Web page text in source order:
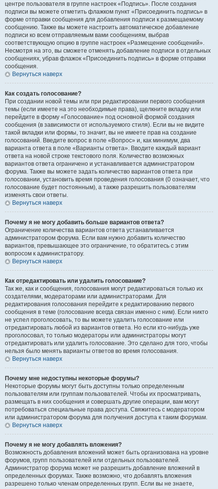
центре пользователя в группе настроек «Подпись». После создания
подписи вы можете отметить флажком пункт «Присоединить подпись» в
форме отправки сообщения для добавления подписи к размещаемому
сообщению. Также вы можете настроить автоматическое добавление
подписи ко всем отправляемым вами сообщениям, выбрав
соответствующую опцию в группе настроек «Размещение сообщений».
Несмотря на это, вы сможете отменять добавление подписи в отдельных
сообщениях, убрав флажок «Присоединить подпись» в форме отправки
сообщения.
Вернуться наверх
Как создать голосование?
При создании новой темы или при редактировании первого сообщения
темы (если имеете на это необходимые права), щелкните вкладку или
перейдите в форму «Голосование» под основной формой создания
сообщения (в зависимости от используемого стиля). Если вы не видите
такой вкладки или формы, то значит, вы не имеете прав на создание
голосований. Введите вопрос в поле «Вопрос» и, как минимум, два
варианта ответа в поле «Варианты ответа». Вводите каждый вариант
ответа на новой строке текстового поля. Количество возможных
вариантов ответа ограничено и устанавливается администратором
форума. Также вы можете задать количество вариантов ответа при
голосовании, установить время проведения голосования (0 означает, что
голосование будет постоянным), а также разрешить пользователям
изменять свои ответы.
Вернуться наверх
Почему я не могу добавить больше вариантов ответа?
Ограничение количества вариантов ответа устанавливается
администратором форума. Если вам нужно добавить количество
вариантов, превышающее это ограничение, то обратитесь с этим
вопросом к администратору.
Вернуться наверх
Как отредактировать или удалить голосование?
Так же, как и сообщения, голосования могут редактироваться только их
создателями, модераторами или администраторами. Для
редактирования голосования перейдите к редактированию первого
сообщения в теме (голосование всегда связан именно с ним). Если никто
не успел проголосовать, то вы можете удалить голосование или
отредактировать любой из вариантов ответа. Но если кто-нибудь уже
проголосовал, то только модераторы или администраторы могут
отредактировать или удалить голосование. Это сделано для того, чтобы
нельзя было менять варианты ответов во время голосования.
Вернуться наверх
Почему мне недоступны некоторые форумы?
Некоторые форумы могут быть доступны только определенным
пользователям или группам пользователей. Чтобы их просматривать,
размещать в них сообщения и совершать другие операции, вам могут
потребоваться специальные права доступа. Свяжитесь с модератором
или администратором форума для получения доступа к таким форумам.
Вернуться наверх
Почему я не могу добавлять вложения?
Возможность добавления вложений может быть организована на уровне
форумов, групп пользователей или отдельных пользователей.
Администратор форума может не разрешить добавление вложений в
определенных форумах. Также возможно, что добавлять вложения
разрешено только членам определенных групп. Если вы не знаете,